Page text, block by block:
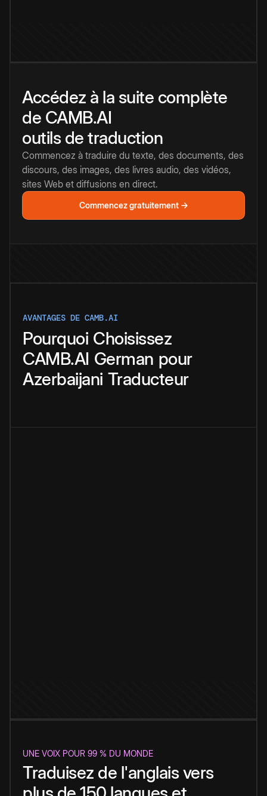
Accédez à la suite complète
de CAMB.AI
outils de traduction
Commencez à traduire du texte, des documents, des
discours, des images, des livres audio, des vidéos,
sites Web et diffusions en direct.
Commencez gratuitement →
AVANTAGES DE CAMB.AI
Pourquoi Choisissez
CAMB.AI German pour
Azerbaijani Traducteur
UNE VOIX POUR 99 % DU MONDE
Traduisez de l'anglais vers